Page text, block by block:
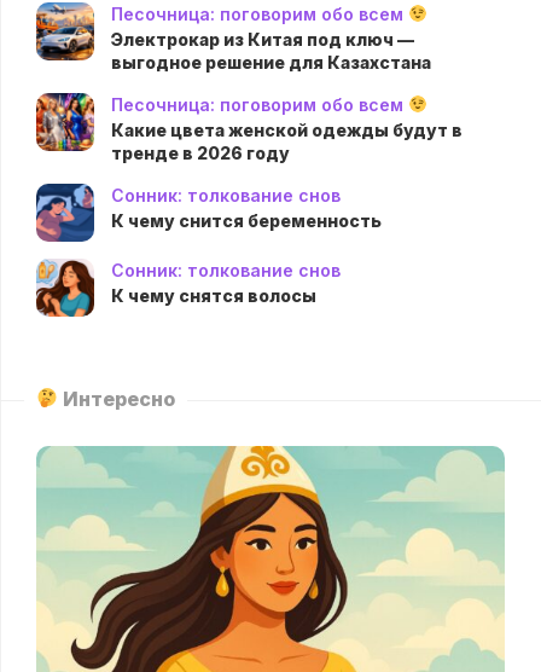
Песочница: поговорим обо всем
Электрокар из Китая под ключ —
выгодное решение для Казахстана
Песочница: поговорим обо всем
Какие цвета женской одежды будут в
тренде в 2026 году
Сонник: толкование снов
К чему снится беременность
Сонник: толкование снов
К чему снятся волосы
Интересно